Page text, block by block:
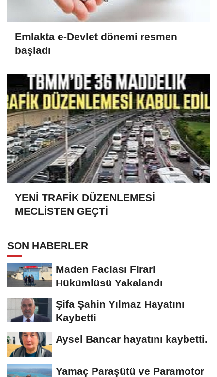
Emlakta e-Devlet dönemi resmen
başladı
YENİ TRAFİK DÜZENLEMESİ
MECLİSTEN GEÇTİ
SON HABERLER
Maden Faciası Firari
Hükümlüsü Yakalandı
Şifa Şahin Yılmaz Hayatını
Kaybetti
Aysel Bancar hayatını kaybetti.
Yamaç Paraşütü ve Paramotor